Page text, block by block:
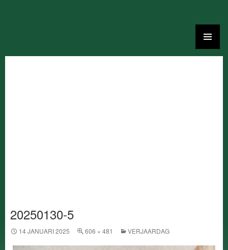
20250130-5
14 JANUARI 2025 606 × 481 VERJAARDAG